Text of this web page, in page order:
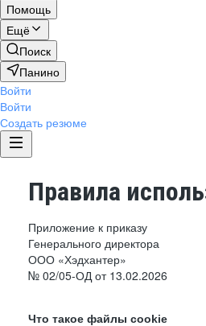
Помощь
Ещё
Поиск
Панино
Войти
Войти
Создать резюме
Правила
Приложение к приказу
Генерального директора
ООО «Хэдхантер»
№ 02/05-ОД от 13.02.2026
Что такое файлы cookie